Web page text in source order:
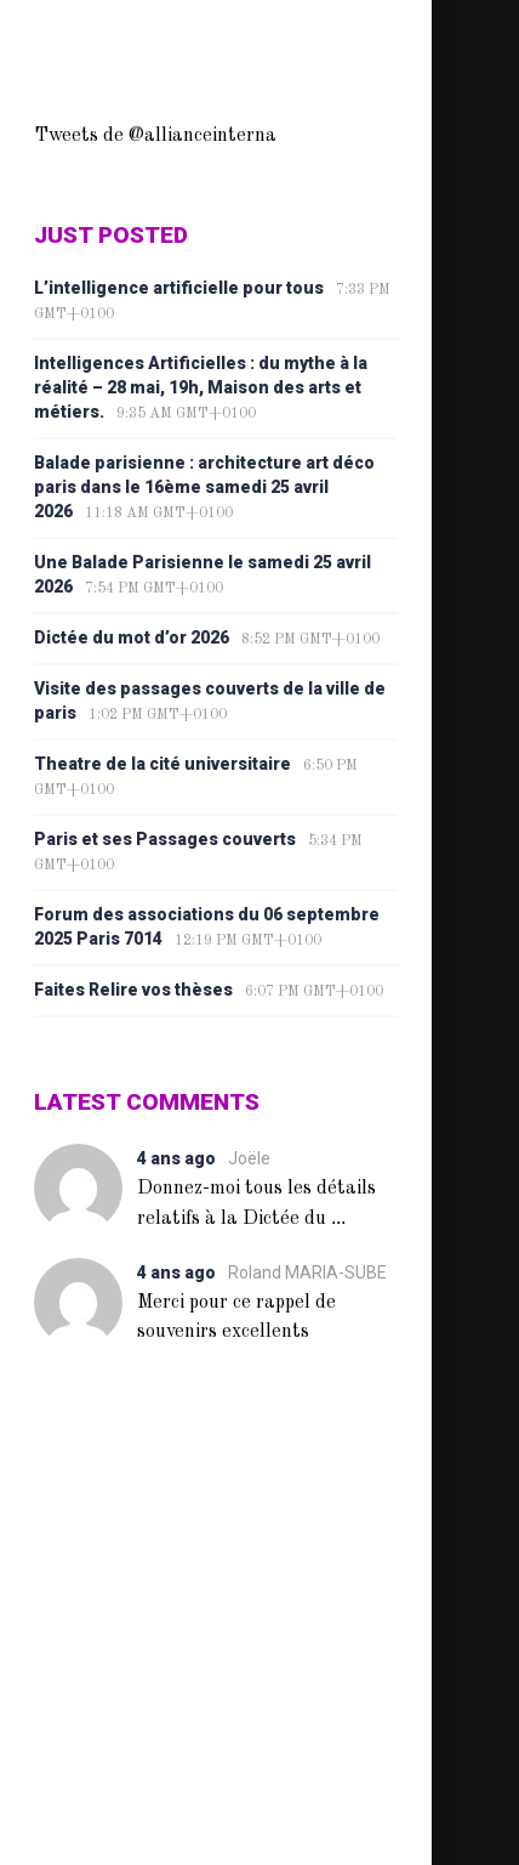
Tweets de @allianceinterna
JUST POSTED
L’intelligence artificielle pour tous
7:33 PM
GMT+0100
Intelligences Artificielles : du mythe à la
réalité – 28 mai, 19h, Maison des arts et
métiers.
9:35 AM GMT+0100
Balade parisienne : architecture art déco
paris dans le 16ème samedi 25 avril
2026
11:18 AM GMT+0100
Une Balade Parisienne le samedi 25 avril
2026
7:54 PM GMT+0100
Dictée du mot d’or 2026 8:52 PM GMT+0100
Visite des passages couverts de la ville de
paris
1:02 PM GMT+0100
Theatre de la cité universitaire
6:50 PM
GMT+0100
Paris et ses Passages couverts
5:34 PM
GMT+0100
Forum des associations du 06 septembre
2025 Paris 7014
12:19 PM GMT+0100
Faites Relire vos thèses 6:07 PM GMT+0100
LATEST COMMENTS
4 ans ago
Joële
Donnez-moi tous les détails
relatifs à la Dictée du ...
4 ans ago
Roland MARIA-SUBE
Merci pour ce rappel de
souvenirs excellents